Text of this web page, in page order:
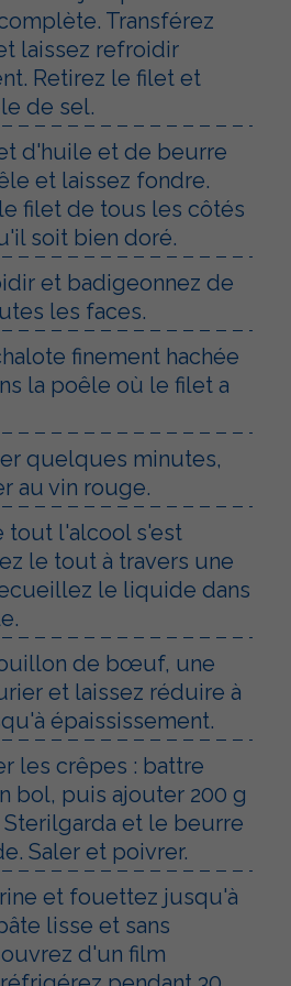
Transférez
laissez refroidir
Retirez le filet et
de sel.
d'huile et de beurre
et laissez fondre.
filet de tous les côtés
soit bien doré.
et badigeonnez de
les faces.
finement hachée
la poêle où le filet a
quelques minutes,
au vin rouge.
tout l'alcool s'est
le tout à travers une
le liquide dans
de bœuf, une
et laissez réduire à
épaississement.
les crêpes : battre
bol, puis ajouter 200 g
et le beurre
Saler et poivrer.
et fouettez jusqu'à
lisse et sans
d'un film